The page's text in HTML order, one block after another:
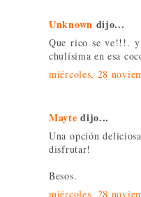
Unknown dijo...
Que rico se ve!!!. y
chulísima en esa
miércoles, 28
Mayte dijo...
Una opción
disfrutar!
Besos.
miércoles, 28